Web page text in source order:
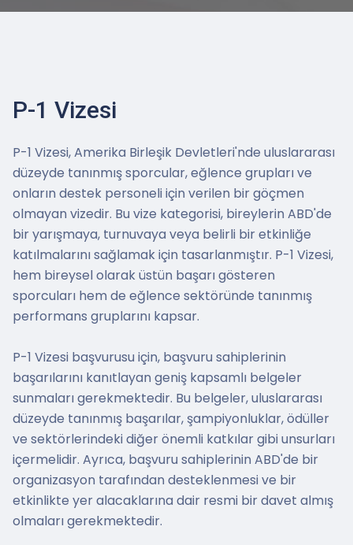
P-1 Vizesi
P-1 Vizesi, Amerika Birleşik Devletleri'nde uluslararası
düzeyde tanınmış sporcular, eğlence grupları ve
onların destek personeli için verilen bir göçmen
olmayan vizedir. Bu vize kategorisi, bireylerin ABD'de
bir yarışmaya, turnuvaya veya belirli bir etkinliğe
katılmalarını sağlamak için tasarlanmıştır. P-1 Vizesi,
hem bireysel olarak üstün başarı gösteren
sporcuları hem de eğlence sektöründe tanınmış
performans gruplarını kapsar.
P-1 Vizesi başvurusu için, başvuru sahiplerinin
başarılarını kanıtlayan geniş kapsamlı belgeler
sunmaları gerekmektedir. Bu belgeler, uluslararası
düzeyde tanınmış başarılar, şampiyonluklar, ödüller
ve sektörlerindeki diğer önemli katkılar gibi unsurları
içermelidir. Ayrıca, başvuru sahiplerinin ABD'de bir
organizasyon tarafından desteklenmesi ve bir
etkinlikte yer alacaklarına dair resmi bir davet almış
olmaları gerekmektedir.